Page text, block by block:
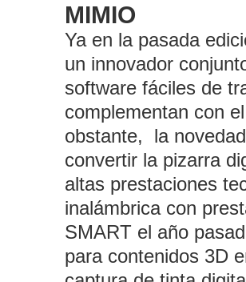
MIMIO
Ya en la pasada
un innovador
software fáciles de
complementan con
obstante, la
convertir la pizarra
altas prestaciones
inalámbrica con
SMART el año
para contenidos 3D